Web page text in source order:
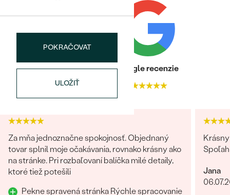
Bestsellery
OBJAVIŤ
KARÁTOVÁ VÁHA:
0,06 ct
1.1 mm (0.006ct)
TVAR:
Round
POKRAČOVAT
ULOŽIŤ
Heuréka recenzie
4.9
Google recenzie
Za mňa jednoznačne spokojnosť. Objednaný
tovar splnil moje očakávania, rovnako krásny ako
na stránke. Pri rozbaľovaní balíčka milé detaily,
ktoré tiež potešili
Pekne spravená stránka Rýchle spracovanie
Jana